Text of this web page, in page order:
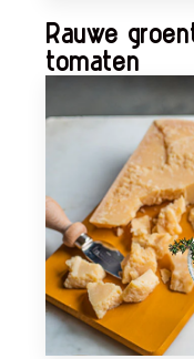
Rauwe
tomaten